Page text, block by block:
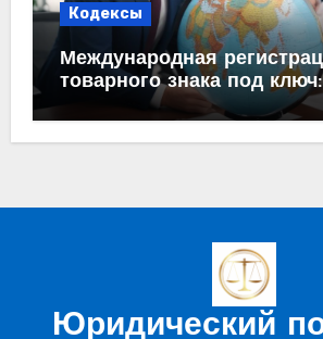
Кодексы
Международная
товарного знака под
процесса и требований
Юридический